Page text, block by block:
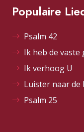
Populaire
Psalm 42
Ik heb de
Ik verhoog U
Luister naar de
Psalm 25